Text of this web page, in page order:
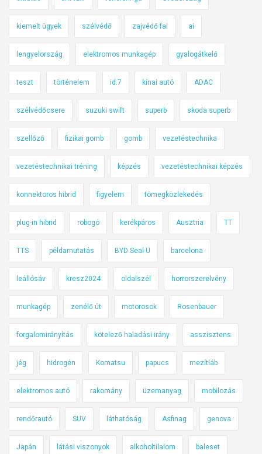
kiemelt ügyek szélvédő zajvédő fal ai
lengyelország elektromos munkagép gyalogátkelő
teszt történelem id.7 kínai autó ADAC
szélvédőcsere suzuki swift superb skoda superb
szellőző fizikai gomb gomb vezetéstechnika
vezetéstechnikai tréning képzés vezetéstechnikai képzés
konnektoros hibrid figyelem tömegközlekedés
plug-in hibrid robogó kerékpáros Ausztria TT
TTS példamutatás BYD Seal U barcelona
leállósáv kresz2024 oldalszél horrorszerelvény
munkagép zenélő út motorosok Rosenbauer
forgalomirányítás kötelező haladási irány asszisztens
jég hidrogén Komatsu papucs mezítláb
elektromos autó rakomány üzemanyag mobilozás
rendőrautó SUV láthatóság Asfinag genova
Japán látási viszonyok alkoholtilalom baleset